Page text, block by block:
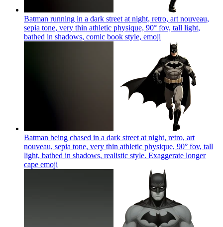
Batman running in a dark street at night, retro, art nouveau,
sepia tone, very thin athletic physique, 90° fov, tall light,
bathed in shadows, comic book style, emoji
Batman being chased in a dark street at night, retro, art
nouveau, sepia tone, very thin athletic physique, 90° fov, tall
light, bathed in shadows, realistic style. Exaggerate longer
cape emoji